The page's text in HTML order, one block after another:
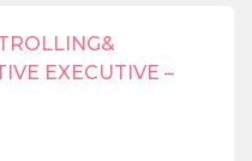
EXECUTIVE –